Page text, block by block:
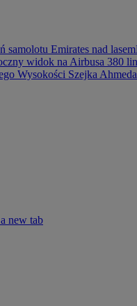
samolotu Emirates nad lasem
widok na Airbusa 380
Wysokości Szejka
new tab